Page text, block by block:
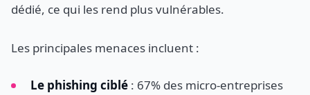
dédié, ce qui les rend plus vulnérables.
Les principales menaces incluent :
Le phishing ciblé : 67% des micro-entreprises